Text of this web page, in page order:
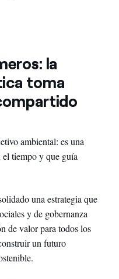
la
toma
ambiental: es una
el tiempo y que guía
una estrategia que
y de gobernanza
de valor para todos los
un futuro